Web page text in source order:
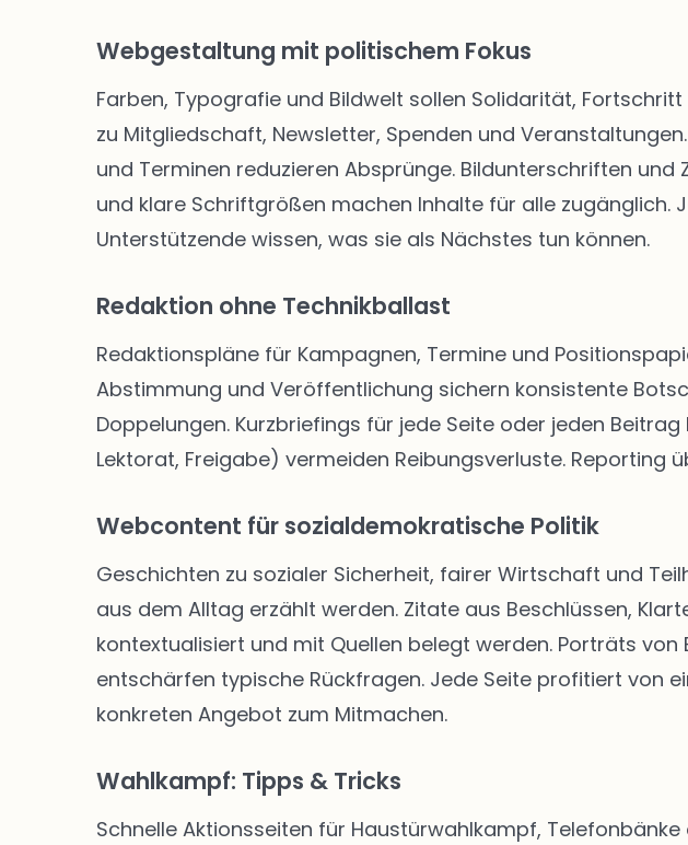
Webgestaltung mit politischem Fokus
Farben, Typografie und Bildwelt sollen Solidarität,
zu Mitgliedschaft, Newsletter, Spenden und
und Terminen reduzieren Absprünge. Bildunterschriften
und klare Schriftgrößen machen Inhalte für alle
Unterstützende wissen, was sie als Nächstes tun können.
Redaktion ohne Technikballast
Redaktionspläne für Kampagnen, Termine und
Abstimmung und Veröffentlichung sichern konsistente
Doppelungen. Kurzbriefings für jede Seite oder jeden
Lektorat, Freigabe) vermeiden Reibungsverluste. Reporting
Webcontent für sozialdemokratische Politik
Geschichten zu sozialer Sicherheit, fairer Wirtschaft und
aus dem Alltag erzählt werden. Zitate aus Beschlüssen,
kontextualisiert und mit Quellen belegt werden. Porträts
entschärfen typische Rückfragen. Jede Seite profitiert von
konkreten Angebot zum Mitmachen.
Wahlkampf: Tipps & Tricks
Schnelle Aktionsseiten für Haustürwahlkampf,